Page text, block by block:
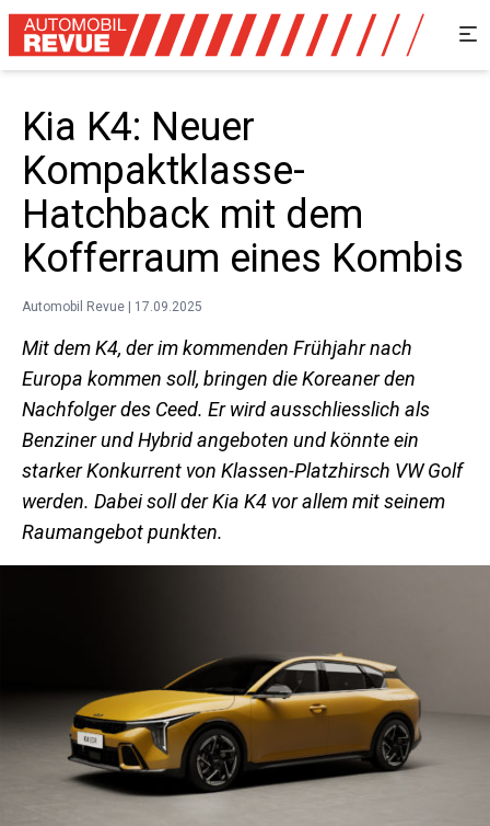
Kia K4: Neuer
Kompaktklasse-
Hatchback mit dem
Kofferraum eines Kombis
Automobil Revue | 17.09.2025
Mit dem K4, der im kommenden Frühjahr nach
Europa kommen soll, bringen die Koreaner den
Nachfolger des Ceed. Er wird ausschliesslich als
Benziner und Hybrid angeboten und könnte ein
starker Konkurrent von Klassen-Platzhirsch VW Golf
werden. Dabei soll der Kia K4 vor allem mit seinem
Raumangebot punkten.